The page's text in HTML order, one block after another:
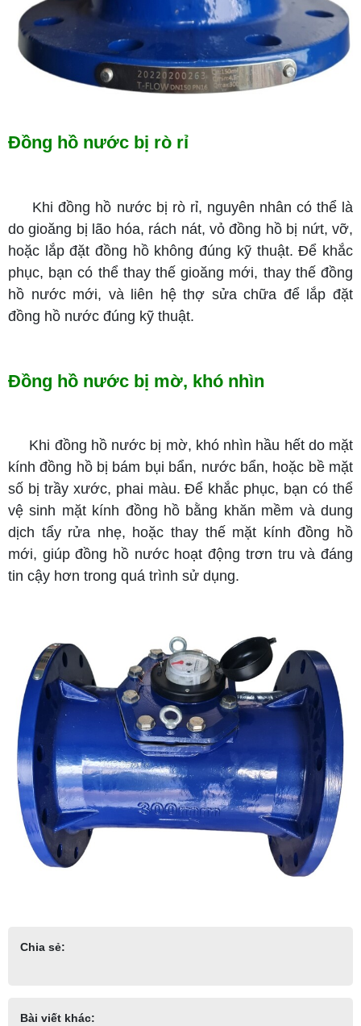
Đồng hồ nước bị rò rỉ
Khi đồng hồ nước bị rò rỉ, nguyên nhân có thể là
do gioăng bị lão hóa, rách nát, vỏ đồng hồ bị nứt, vỡ,
hoặc lắp đặt đồng hồ không đúng kỹ thuật. Để khắc
phục, bạn có thể thay thế gioăng mới, thay thế đồng
hồ nước mới, và liên hệ thợ sửa chữa để lắp đặt
đồng hồ nước đúng kỹ thuật.
Đồng hồ nước bị mờ, khó nhìn
Khi đồng hồ nước bị mờ, khó nhìn hầu hết do mặt
kính đồng hồ bị bám bụi bẩn, nước bẩn, hoặc bề mặt
số bị trầy xước, phai màu. Để khắc phục, bạn có thể
vệ sinh mặt kính đồng hồ bằng khăn mềm và dung
dịch tẩy rửa nhẹ, hoặc thay thế mặt kính đồng hồ
mới, giúp đồng hồ nước hoạt động trơn tru và đáng
tin cậy hơn trong quá trình sử dụng.
Chia sẻ:
Bài viết khác: